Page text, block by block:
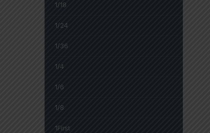
1/18
1/24
1/36
1/4
1/6
1/8
1First